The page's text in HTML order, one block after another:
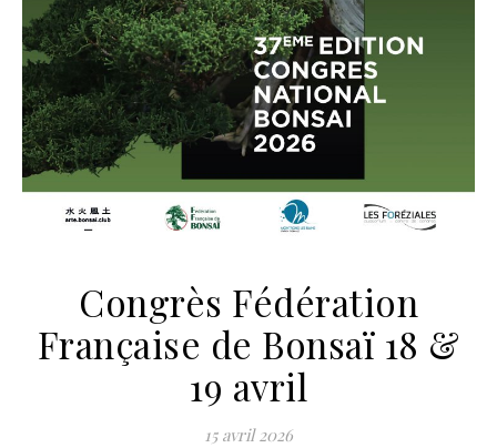
Congrès Fédération
Française de Bonsaï 18 &
19 avril
15 avril 2026